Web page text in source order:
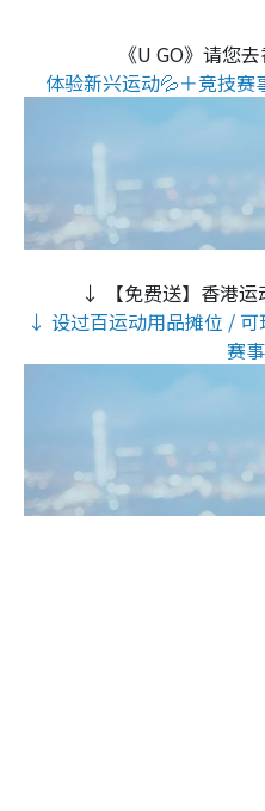
《U GO》请您
体验新兴运动💦＋竞技赛
↓ 【免费送】香港
↓ 设过百运动用品摊位 /
赛